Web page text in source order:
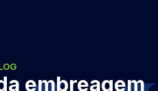
embreagem